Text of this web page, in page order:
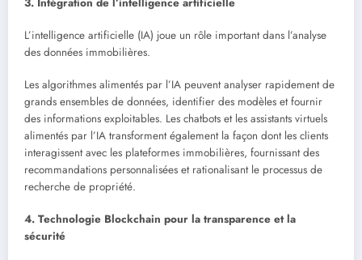
L’intelligence artificielle (IA) joue un rôle important dans l’analyse
des données immobilières.
Les algorithmes alimentés par l’IA peuvent analyser rapidement de
grands ensembles de données, identifier des modèles et fournir
des informations exploitables. Les chatbots et les assistants virtuels
alimentés par l’IA transforment également la façon dont les clients
interagissent avec les plateformes immobilières, fournissant des
recommandations personnalisées et rationalisant le processus de
recherche de propriété.
4. Technologie Blockchain pour la transparence et la
sécurité